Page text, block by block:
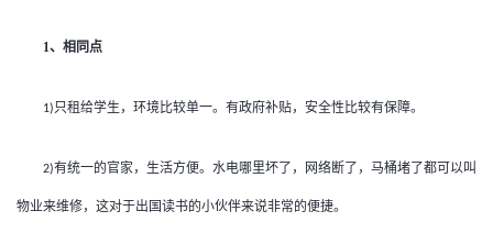
1、相同点
1)只租给学生，环境比较单一。有政府补贴，安全性比较有保障。
2)有统一的官家，生活方便。水电哪里坏了，网络断了，马桶堵了都可以叫
物业来维修，这对于出国读书的小伙伴来说非常的便捷。